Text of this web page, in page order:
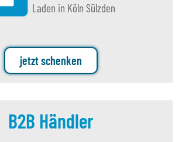
Laden in Köln Sülzden
jetzt schenken
B2B Händler